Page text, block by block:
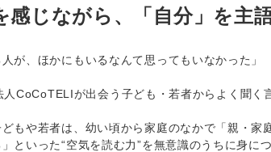
感じながら、「自分」を主
が、ほかにもいるなんて思ってもいなかった」
CoCoTELIが出会う子ども・若者からよく聞く
もや若者は、幼い頃から家庭のなかで「親・家
といった“空気を読む力”を無意識のうちに身